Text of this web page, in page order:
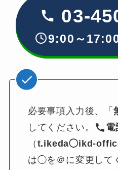
03-
9:00～17:00
必要事項入力後、「
してください。
電
（ t.ikeda◯ikd-
は◯を＠に変更して